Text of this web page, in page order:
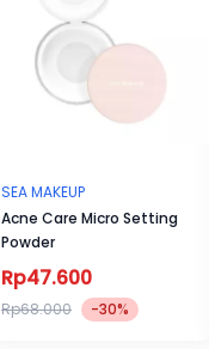
SEA MAKEUP
Acne Care Micro Setting
Powder
Rp47.600
Rp68.000 -30%